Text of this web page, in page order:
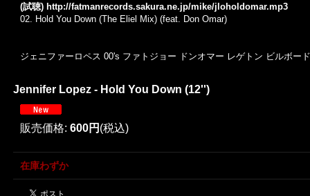
(試聴) http://fatmanrecords.sakura.ne.jp/mike/jloholdomar.mp3
02. Hold You Down (The Eliel Mix) (feat. Don Omar)
ジェニファーロペス 00's ファトジョー ドンオマー レゲトン ビルボー
Jennifer Lopez - Hold You Down (12'')
販売価格: 600円 (税込)
在庫わずか